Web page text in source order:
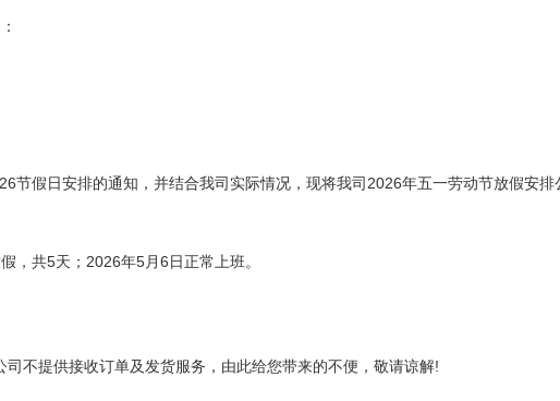
假日安排的通知，并结合我司实际情况，现将我司2026年五一劳动节放假安排
共5天；2026年5月6日正常上班。
不提供接收订单及发货服务，由此给您带来的不便，敬请谅解!